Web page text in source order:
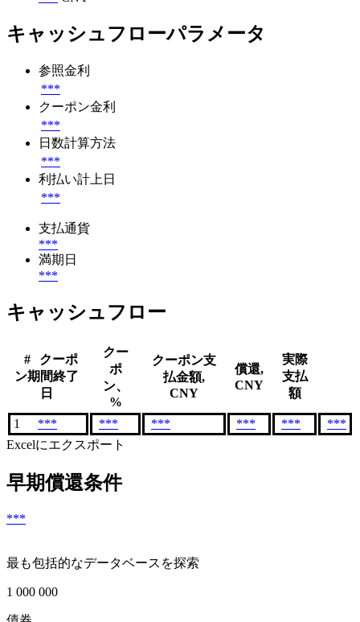
キャッシュフローパラメータ
参照金利
***
クーポン金利
***
日数計算方法
***
利払い計上日
***
支払通貨
***
満期日
***
キャッシュフロー
#
クーポ
ン期間終了
日
クー
ポ
ン、
%
クーポン支
払金額,
CNY
償還,
CNY
実際
支払
額
1 *** *** *** *** ***
***
Excelにエクスポート
早期償還条件
***
最も包括的なデータベースを探索
1 000 000